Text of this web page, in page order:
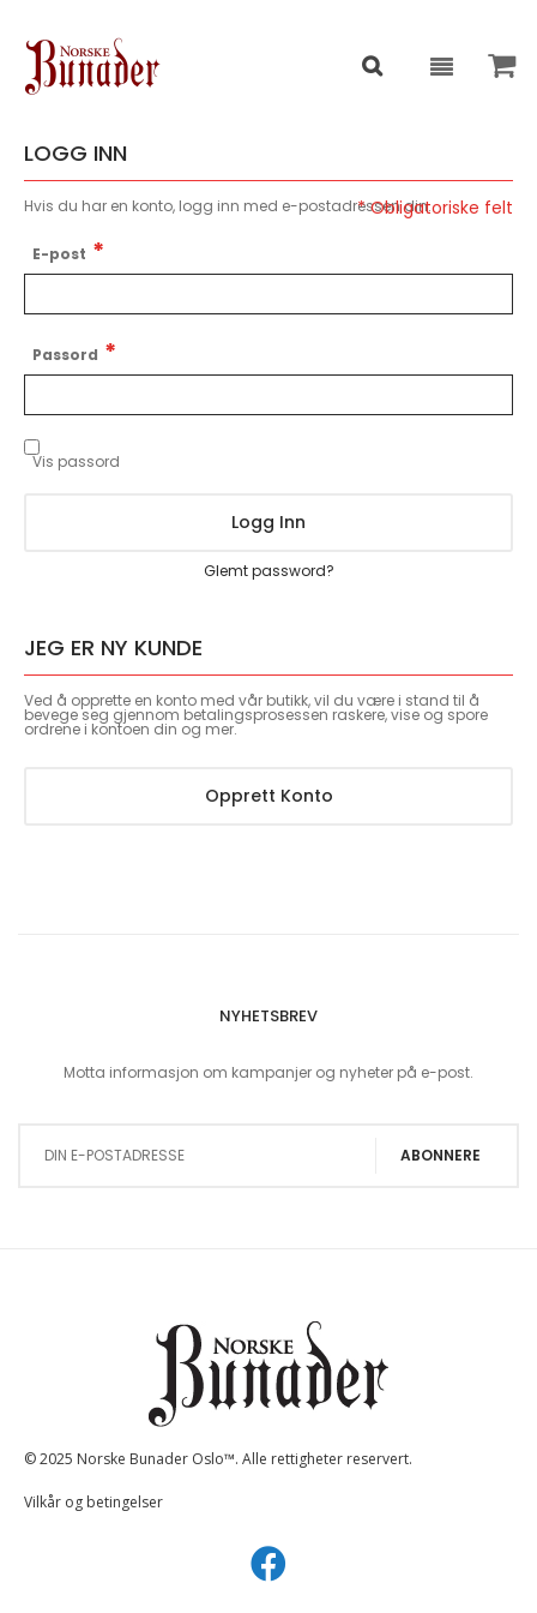
LOGG INN
Hvis du har en konto, logg inn med e-postadressen din.
E-post
Passord
Vis passord
Logg Inn
Glemt password?
JEG ER NY KUNDE
Ved å opprette en konto med vår butikk, vil du være i stand til å
bevege seg gjennom betalingsprosessen raskere, vise og spore
ordrene i kontoen din og mer.
Opprett Konto
NYHETSBREV
Motta informasjon om kampanjer og nyheter på e-post.
ABONNERE
© 2025 Norske Bunader Oslo™. Alle rettigheter reservert.
Vilkår og betingelser